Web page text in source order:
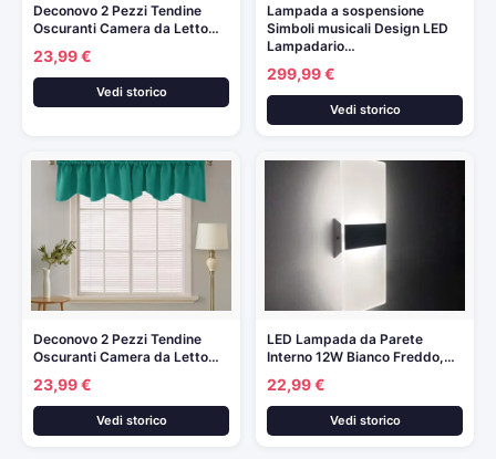
Deconovo 2 Pezzi Tendine
Oscuranti Camera da Letto…
23,99 €
Vedi storico
Lampada a sospensione
Simboli musicali Design LED
Lampadario…
299,99 €
Vedi storico
Deconovo 2 Pezzi Tendine
Oscuranti Camera da Letto…
23,99 €
Vedi storico
LED Lampada da Parete
Interno 12W Bianco Freddo,…
22,99 €
Vedi storico